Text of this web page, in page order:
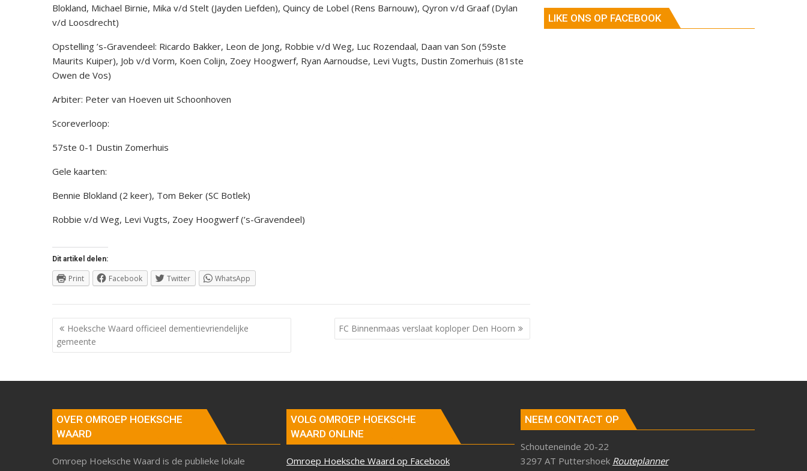
Blokland, Michael Birnie, Mika v/d Stelt (Jayden Liefden), Quincy de Lobel (Rens Barnouw), Qyron v/d Graaf (Dylan
v/d Loosdrecht)
Opstelling ’s-Gravendeel: Ricardo Bakker, Leon de Jong, Robbie v/d Weg, Luc Rozendaal, Daan van Son (59ste
Maurits Kuiper), Job v/d Vorm, Koen Colijn, Zoey Hoogwerf, Ryan Aarnoudse, Levi Vugts, Dustin Zomerhuis (81ste
Owen de Vos)
Arbiter: Peter van Hoeven uit Schoonhoven
Scoreverloop:
57ste 0-1 Dustin Zomerhuis
Gele kaarten:
Bennie Blokland (2 keer), Tom Beker (SC Botlek)
Robbie v/d Weg, Levi Vugts, Zoey Hoogwerf (’s-Gravendeel)
Dit artikel delen:
Print Facebook Twitter WhatsApp
Berichtnavigatie
Hoeksche Waard officieel dementievriendelijke
gemeente
FC Binnenmaas verslaat koploper Den Hoorn
LIKE ONS OP FACEBOOK
OVER OMROEP HOEKSCHE
WAARD
Omroep Hoeksche Waard is de publieke lokale
VOLG OMROEP HOEKSCHE
WAARD ONLINE
Omroep Hoeksche Waard op Facebook
NEEM CONTACT OP
Schouteneinde 20-22
3297 AT Puttershoek Routeplanner